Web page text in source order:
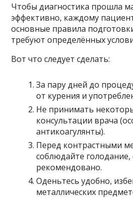
Чтобы диагностика прошла
эффективно, каждому
основные правила
требуют определённых
Вот что следует сделать:
За пару дней до
от курения и
Не принимать
консультации врача
антикоагулянты).
Перед контрастными
соблюдайте голодание,
рекомендовано.
Оденьтесь удобно,
металлических